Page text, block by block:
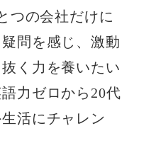
つの会社だけに
問を感じ、激動
く力を養いたい
力ゼロから20代
活にチャレン